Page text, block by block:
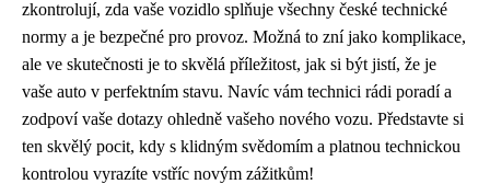
zkontrolují, zda vaše vozidlo splňuje všechny české technické
normy a je bezpečné pro provoz. Možná to zní jako komplikace,
ale ve skutečnosti je to skvělá příležitost, jak si být jistí, že je
vaše auto v perfektním stavu. Navíc vám technici rádi poradí a
zodpoví vaše dotazy ohledně vašeho nového vozu. Představte si
ten skvělý pocit, kdy s klidným svědomím a platnou technickou
kontrolou vyrazíte vstříc novým zážitkům!